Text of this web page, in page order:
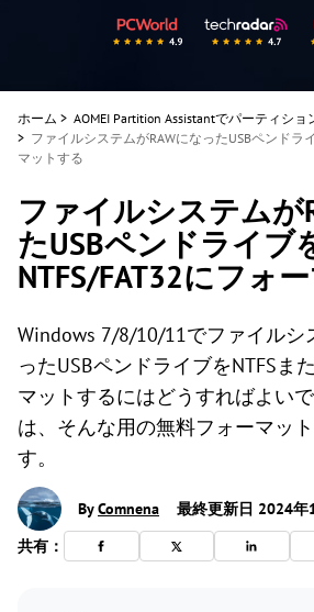
ホーム > AOMEI Partition Assistantでパーティシ
> ファイルシステムがRAWになったUSBペンドラ
マットする
ファイルシステムが
たUSBペンドライブ
NTFS/FAT32にフォ
Windows 7/8/10/11でファイルシ
ったUSBペンドライブをNTFSま
マットするにはどうすればよい
は、そんな用の無料フォーマッ
す。
ByComnena
最終更新日 2024年
共有：